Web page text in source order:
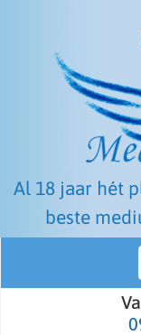
Al 18 jaar hét
beste